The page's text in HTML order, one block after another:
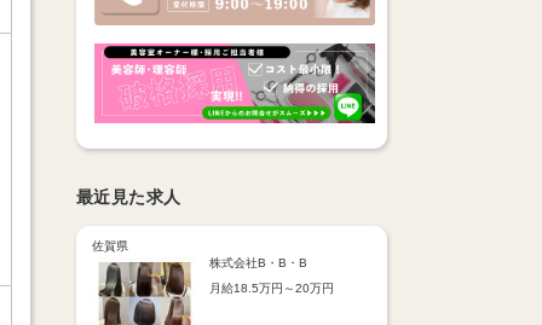
最近見た求人
佐賀県
株式会社B・B・B
月給18.5万円～20万円